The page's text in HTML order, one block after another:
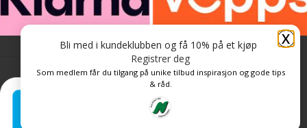
X
Bli med i kundeklubben og få 10% på et kjøp
Registrer deg
Som medlem får du tilgang på unike tilbud inspirasjon og gode tips
& råd.